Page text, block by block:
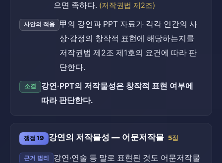
으면 족하다. (저작권법 제2조)
사안의 적용
甲의 강연과 PPT 자료가 각각 인간의 사
상·감정의 창작적 표현에 해당하는지를
저작권법 제2조 제1호의 요건에 따라 판
단한다.
소결
강연·PPT의 저작물성은 창작적 표현 여부에
따라 판단한다.
쟁점 19 강연의 저작물성 — 어문저작물 5점
근거 법리
강연·연술 등 말로 표현된 것도 어문저작물